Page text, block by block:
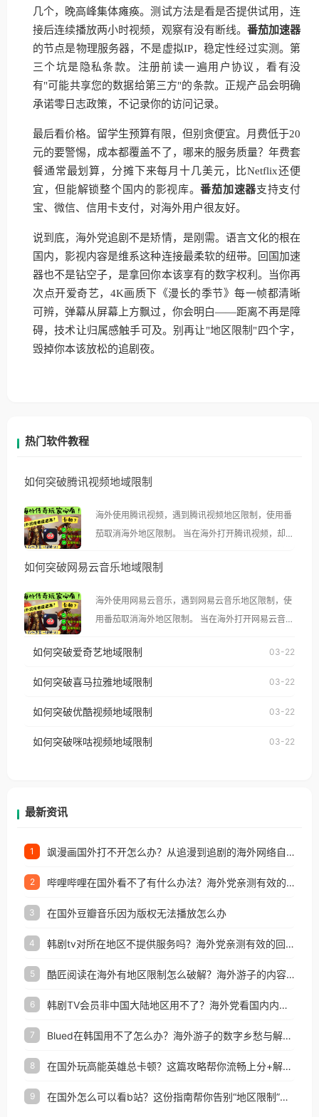
几个，晚高峰集体瘫痪。测试方法是看是否提供试用，连
接后连续播放两小时视频，观察有没有断线。 番茄加速器
的节点是物理服务器，不是虚拟IP，稳定性经过实测。第
三个坑是隐私条款。注册前读一遍用户协议，看有没
有"可能共享您的数据给第三方"的条款。正规产品会明确
承诺零日志政策，不记录你的访问记录。
最后看价格。留学生预算有限，但别贪便宜。月费低于20
元的要警惕，成本都覆盖不了，哪来的服务质量？年费套
餐通常最划算，分摊下来每月十几美元，比Netflix还便
宜，但能解锁整个国内的影视库。番茄加速器支持支付
宝、微信、信用卡支付，对海外用户很友好。
说到底，海外党追剧不是矫情，是刚需。语言文化的根在
国内，影视内容是维系这种连接最柔软的纽带。回国加速
器也不是钻空子，是拿回你本该享有的数字权利。当你再
次点开爱奇艺，4K画质下《漫长的季节》每一帧都清晰
可辨，弹幕从屏幕上方飘过，你会明白——距离不再是障
碍，技术让归属感触手可及。别再让"地区限制"四个字，
毁掉你本该放松的追剧夜。
热门软件教程
如何突破腾讯视频地域限制
海外使用腾讯视频，遇到腾讯视频地区限制，使用番
茄取消海外地区限制。 当在海外打开腾讯视频，却突
示语。 海外用户如香港、澳门、台湾、美国、加拿
像其他音乐平台一样，出现地区及版权限制问题，且
仅能在中国大陆地区播放。 遇到这个问题的朋友们，
使用番茄回国加速器，即可解决「海外用户收听腾讯
台湾、美国、加拿大、澳大利亚、欧洲等国家和地区
权限制所困扰。
如何突破网易云音乐地域限制
海外使用网易云音乐，遇到网易云音乐地区限制，使
用番茄取消海外地区限制。 当在海外打开网易云音
播放”的提示语。 海外用户如香港、澳门、台湾、美
国、加拿大、澳大利亚、欧洲等国家和地区时，网易
制问题，且仅能在中国大陆地区播放。 遇到这个问题
户收听网易云音乐地区版权限制」的问题，无论人在
如何突破爱奇艺地域限制 03-22
如何突破喜马拉雅地域限制 03-22
如何突破优酷视频地域限制 03-22
如何突破咪咕视频地域限制 03-22
最新资讯
1 飒漫画国外打不开怎么办？从追漫到追剧的海外网络自由之路
2 哔哩哔哩在国外看不了有什么办法？海外党亲测有效的回国加速解决方案
3 在国外豆瓣音乐因为版权无法播放怎么办
4 韩剧tv对所在地区不提供服务吗？海外党亲测有效的回国加速解决方案
5 酷匠阅读在海外有地区限制怎么破解？海外游子的内容归乡路
6 韩剧TV会员非中国大陆地区用不了？海外党看国内内容的加速器选择指南
7 Blued在韩国用不了怎么办？海外游子的数字乡愁与解决方案
8 在国外玩高能英雄总卡顿？这篇攻略帮你流畅上分+解锁国内影音自由
9 在国外怎么可以看b站？这份指南帮你告别“地区限制”的烦恼